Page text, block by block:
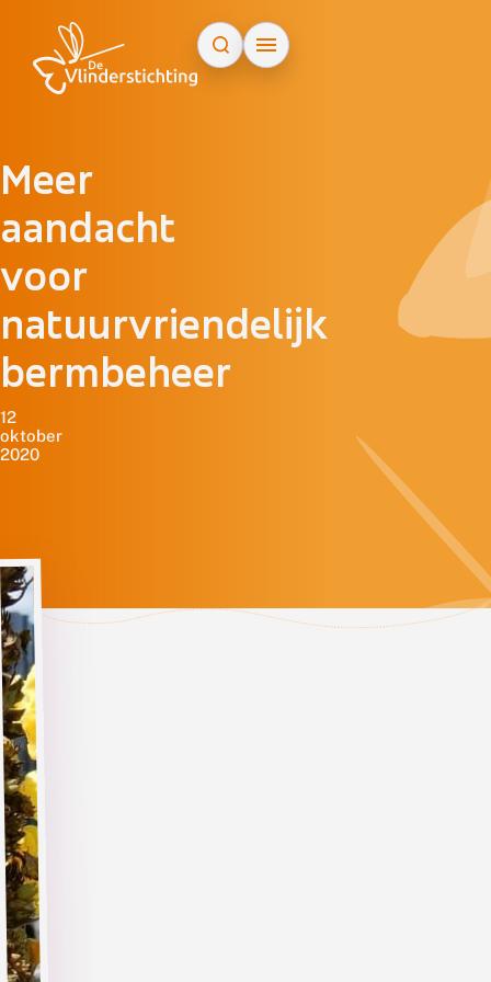
Meer
aandacht
voor
natuurvriendelijk
bermbeheer
12
oktober
2020